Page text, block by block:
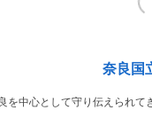
奈良国
を中心として守り伝えられて